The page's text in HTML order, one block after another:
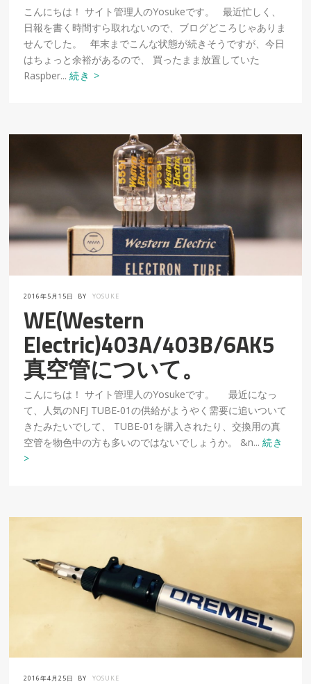
こんにちは！ サイト管理人のYosukeです。 最近忙しく、
日報を書く時間すら取れないので、ブログどころじゃありま
せんでした。 年末までこんな状態が続きそうですが、今日
はちょっと余裕があるので、 買ったまま放置していた
Raspber...続き >
2016年5月15日 BY YOSUKE
WE(Western
Electric)403A/403B/6AK5
真空管について。
こんにちは！ サイト管理人のYosukeです。 最近になっ
て、人気のNFJ TUBE-01の供給がようやく需要に追いついて
きたみたいでして、 TUBE-01を購入されたり、交換用の真
空管を物色中の方も多いのではないでしょうか。 &n...続き
>
2016年4月25日 BY YOSUKE